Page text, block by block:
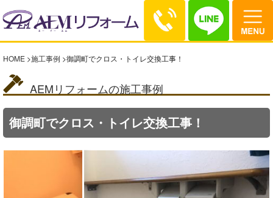
HOME >施工事例 >御調町でクロス・トイレ交換工事！
AEMリフォームの施工事例
御調町でクロス・トイレ交換工事！